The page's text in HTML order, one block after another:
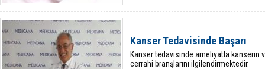
Kanser Tedavisinde Başarı
Kanser tedavisinde ameliyatla kanserin ve
cerrahi branşlarını ilgilendirmektedir.